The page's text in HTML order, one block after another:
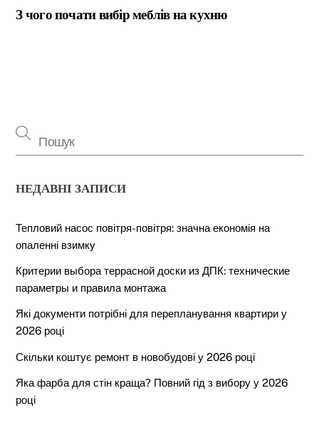
З чого почати вибір меблів на кухню
НЕДАВНІ ЗАПИСИ
Тепловий насос повітря-повітря: значна економія на
опаленні взимку
Критерии выбора террасной доски из ДПК: технические
параметры и правила монтажа
Які документи потрібні для перепланування квартири у
2026 році
Скільки коштує ремонт в новобудові у 2026 році
Яка фарба для стін краща? Повний гід з вибору у 2026
році